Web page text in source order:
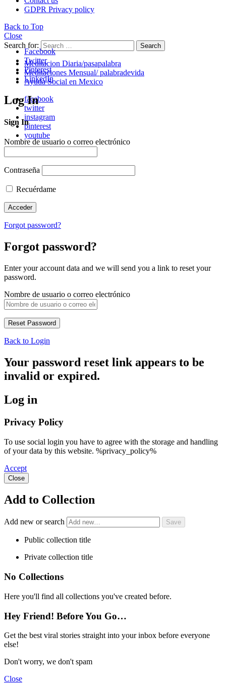
GDPR Privacy policy
Back to Top
Close
Search for:
Search
Meditacion Diaria/pasapalabra
Meditaciones Mensual/ palabradevida
Ayuda Social en Mexico
facebook
twitter
instagram
pinterest
youtube
Facebook
Twitter
Pinterest
LinkedIn
Log In
Sign In
Nombre de usuario o correo electrónico
Contraseña
Recuérdame
Forgot password?
Forgot password?
Enter your account data and we will send you a link to reset your
password.
Nombre de usuario o correo electrónico
Back to Login
Your password reset link appears to be
invalid or expired.
Log in
Privacy Policy
To use social login you have to agree with the storage and handling
of your data by this website. %privacy_policy%
Accept
Close
Add to Collection
Add new or search
Public collection title
Private collection title
No Collections
Here you'll find all collections you've created before.
Hey Friend! Before You Go…
Get the best viral stories straight into your inbox before everyone
else!
Don't worry, we don't spam
Close